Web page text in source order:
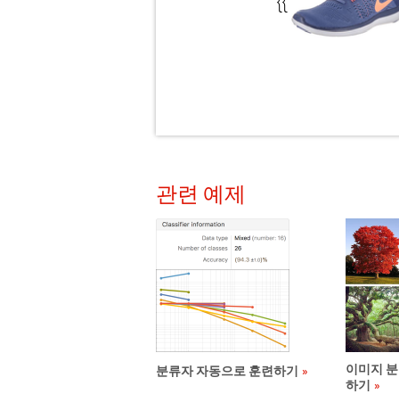
관련 예제
분류자 자동으로 훈련하기
이미지
하기